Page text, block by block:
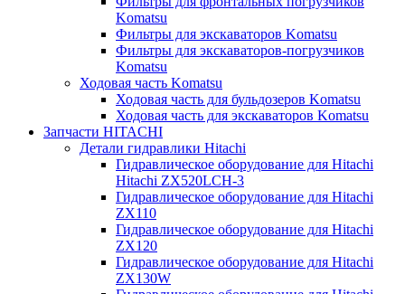
Komatsu
Фильтры для экскаваторов Komatsu
Фильтры для экскаваторов-погрузчиков
Komatsu
Ходовая часть Komatsu
Ходовая часть для бульдозеров Komatsu
Ходовая часть для экскаваторов Komatsu
Запчасти HITACHI
Детали гидравлики Hitachi
Гидравлическое оборудование для Hitachi
Hitachi ZX520LCH-3
Гидравлическое оборудование для Hitachi
ZX110
Гидравлическое оборудование для Hitachi
ZX120
Гидравлическое оборудование для Hitachi
ZX130W